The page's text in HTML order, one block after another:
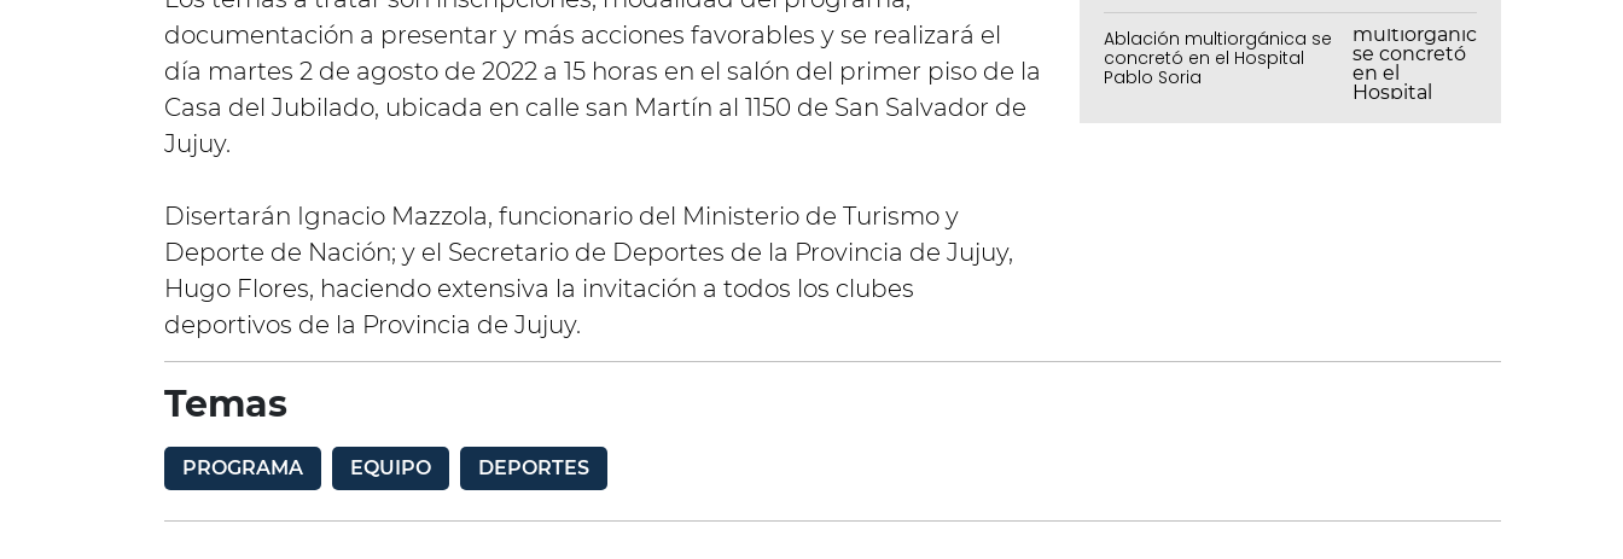
documentación a presentar y más acciones favorables y se realizará el
día martes 2 de agosto de 2022 a 15 horas en el salón del primer piso de la
Casa del Jubilado, ubicada en calle san Martín al 1150 de San Salvador de
Jujuy.
Disertarán Ignacio Mazzola, funcionario del Ministerio de Turismo y
Deporte de Nación; y el Secretario de Deportes de la Provincia de Jujuy,
Hugo Flores, haciendo extensiva la invitación a todos los clubes
deportivos de la Provincia de Jujuy.
capital
Ablación multiorgánica se
concretó en el Hospital
Pablo Soria
Temas
PROGRAMA EQUIPO DEPORTES